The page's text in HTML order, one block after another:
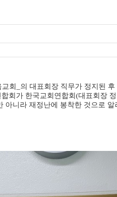
회
의 대표회장 직무가 정지된
회가 한국교회연합회 (대표회장
아니라 재정난에 봉착한 것으로 알